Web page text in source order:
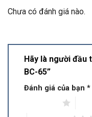
Chưa có đánh giá nào.
Hãy là người đầu
BC-65”
Đánh giá của bạn *